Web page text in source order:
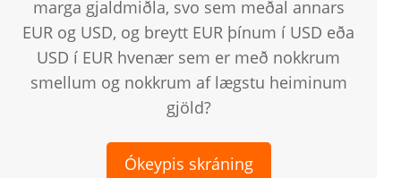
marga gjaldmiðla, svo sem meðal annars
EUR og USD, og ​​breytt EUR þínum í USD eða
USD í EUR hvenær sem er með nokkrum
smellum og nokkrum af lægstu heiminum
gjöld?
Ókeypis skráning